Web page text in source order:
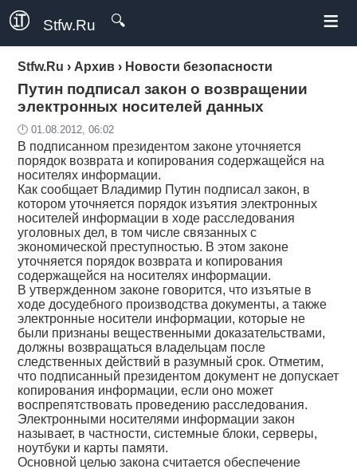
Stfw.Ru 🔍 ≡
Stfw.Ru › Архив › Новости безопасности
Путин подписал закон о возвращении
электронных носителей данных
🕛 01.08.2012, 06:02
В подписанном президентом законе уточняется
порядок возврата и копирования содержащейся на
носителях информации.
Как сообщает Владимир Путин подписал закон, в
котором уточняется порядок изъятия электронных
носителей информации в ходе расследования
уголовных дел, в том числе связанных с
экономической преступностью. В этом законе
уточняется порядок возврата и копирования
содержащейся на носителях информации.
В утвержденном законе говорится, что изъятые в
ходе досудебного производства документы, а также
электронные носители информации, которые не
были признаны вещественными доказательствами,
должны возвращаться владельцам после
следственных действий в разумный срок. Отметим,
что подписанный президентом документ не допускает
копирования информации, если оно может
воспрепятствовать проведению расследования.
Электронными носителями информации закон
называет, в частности, системные блоки, серверы,
ноутбуки и карты памяти.
Основной целью закона считается обеспечение